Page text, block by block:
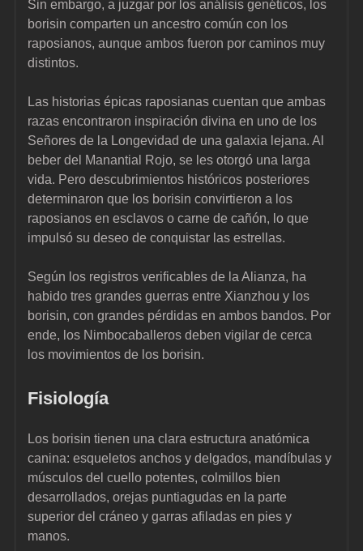
Sin embargo, a juzgar por los análisis genéticos, los
borisin comparten un ancestro común con los
raposianos, aunque ambos fueron por caminos muy
distintos.
Las historias épicas raposianas cuentan que ambas
razas encontraron inspiración divina en uno de los
Señores de la Longevidad de una galaxia lejana. Al
beber del Manantial Rojo, se les otorgó una larga
vida. Pero descubrimientos históricos posteriores
determinaron que los borisin convirtieron a los
raposianos en esclavos o carne de cañón, lo que
impulsó su deseo de conquistar las estrellas.
Según los registros verificables de la Alianza, ha
habido tres grandes guerras entre Xianzhou y los
borisin, con grandes pérdidas en ambos bandos. Por
ende, los Nimbocaballeros deben vigilar de cerca
los movimientos de los borisin.
Fisiología
Los borisin tienen una clara estructura anatómica
canina: esqueletos anchos y delgados, mandíbulas y
músculos del cuello potentes, colmillos bien
desarrollados, orejas puntiagudas en la parte
superior del cráneo y garras afiladas en pies y
manos.